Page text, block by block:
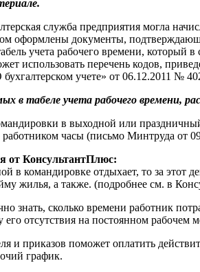
служба предприятия могла
оформлены документы,
учета рабочего времени, который
использовать перечень кодов,
бухгалтерском учете» от 06.12.2011 №
в табеле учета рабочего времени,
в выходной или
работником часы (письмо Минтруда от
от КонсультантПлюс:
в командировке отдыхает, то за этот
жилья, а также. (подробнее см. в
знать, сколько времени работник
отсутствия на постоянном рабочем
и приказов поможет оплатить
график.